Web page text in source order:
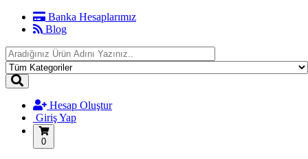
Banka Hesaplarımız
Blog
Hesap Oluştur
Giriş Yap
0